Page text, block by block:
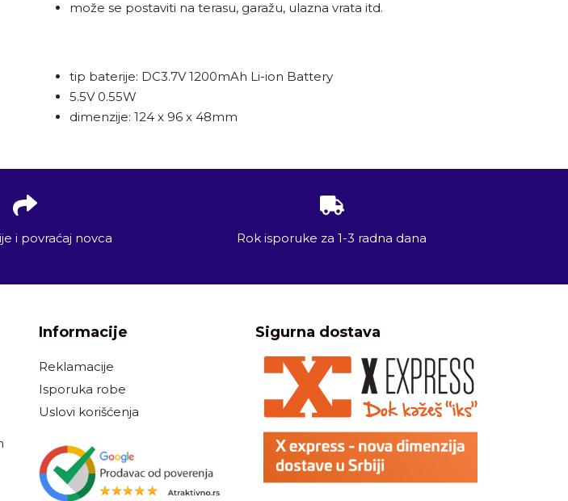
može se postaviti na terasu, garažu, ulazna vrata itd.
tip baterije: DC3.7V 1200mAh Li-ion Battery
5.5V 0.55W
dimenzije: 124 x 96 x 48mm
i povraćaj novca Rok isporuke za 1-3 radna dana
Informacije
Reklamacije
Isporuka robe
Uslovi korišćenja
Sigurna dostava